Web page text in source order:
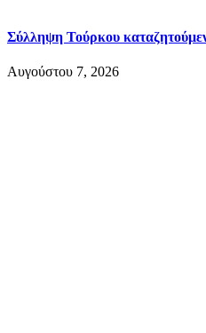
Σύλληψη Τούρκου
Αυγούστου 7, 2026